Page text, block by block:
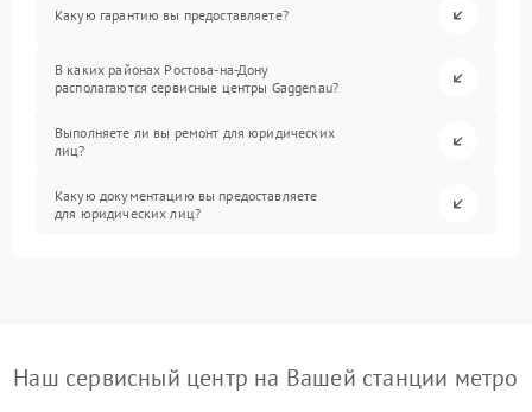
Какую гарантию вы предоставляете?
В каких районах Ростова-на-Дону
располагаются сервисные центры Gaggenau?
Выполняете ли вы ремонт для юридических
лиц?
Какую документацию вы предоставляете
для юридических лиц?
Наш сервисный центр на Вашей станции метро